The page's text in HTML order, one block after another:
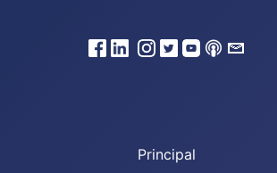
Principal